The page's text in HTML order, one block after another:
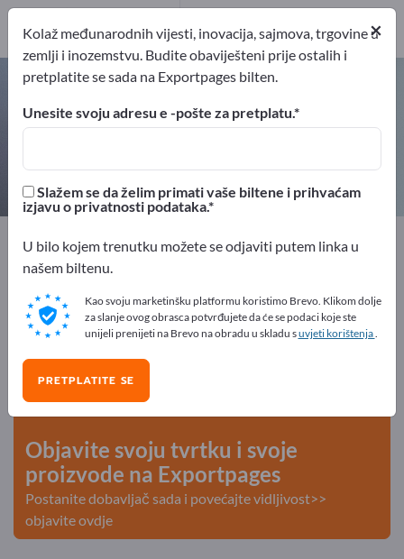
Senzori temperature – pronađite
proizvođače i dobavljače
59
Exportpages
Tehnologija mjerenja i optika
Tehnologija senzora
Senzori okoliša
Besplatno oglašavajte na
Exportpages!
Potražnja – Ponude – Polovni proizvodi – Poslovni
kontakti >> počnite ovdje
Objavite svoju tvrtku i svoje
proizvode na Exportpages
Postanite dobavljač sada i povećajte vidljivost>>
objavite ovdje
×
Kolaž međunarodnih vijesti, inovacija, sajmova, trgovine u
zemlji i inozemstvu. Budite obaviješteni prije ostalih i
pretplatite se sada na Exportpages bilten.
Unesite svoju adresu e -pošte za pretplatu.
Slažem se da želim primati vaše biltene i prihvaćam
izjavu o privatnosti podataka.
U bilo kojem trenutku možete se odjaviti putem linka u
našem biltenu.
Kao svoju marketinšku platformu koristimo Brevo. Klikom dolje
za slanje ovog obrasca potvrđujete da će se podaci koje ste
unijeli prenijeti na Brevo na obradu u skladu suvjeti korištenja.
PRETPLATITE SE